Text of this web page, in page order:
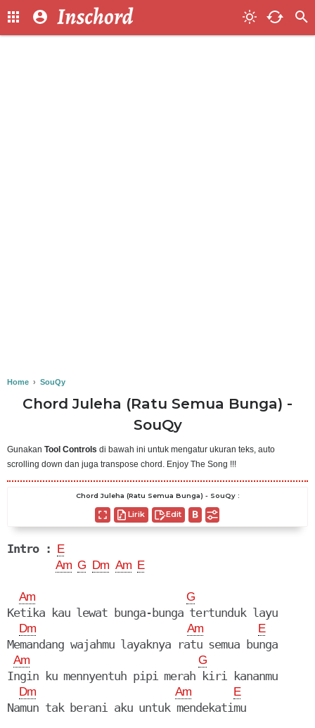
Home › SouQy
Chord Juleha (Ratu Semua Bunga) -
SouQy
Gunakan Tool Controls di bawah ini untuk mengatur ukuran teks, auto
scrolling down dan juga transpose chord. Enjoy The Song !!!
Chord Juleha (Ratu Semua Bunga) - SouQy :
Lirik Edit
Intro : E
Am G Dm Am E
Am G
Ketika kau lewat bunga-bunga tertunduk layu
Dm Am E
Memandang wajahmu layaknya ratu semua bunga
Am G
Ingin ku mennyentuh pipi merah kiri kananmu
Dm Am E